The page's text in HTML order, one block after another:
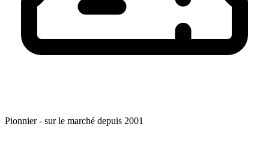
Pionnier - sur le marché depuis 2001